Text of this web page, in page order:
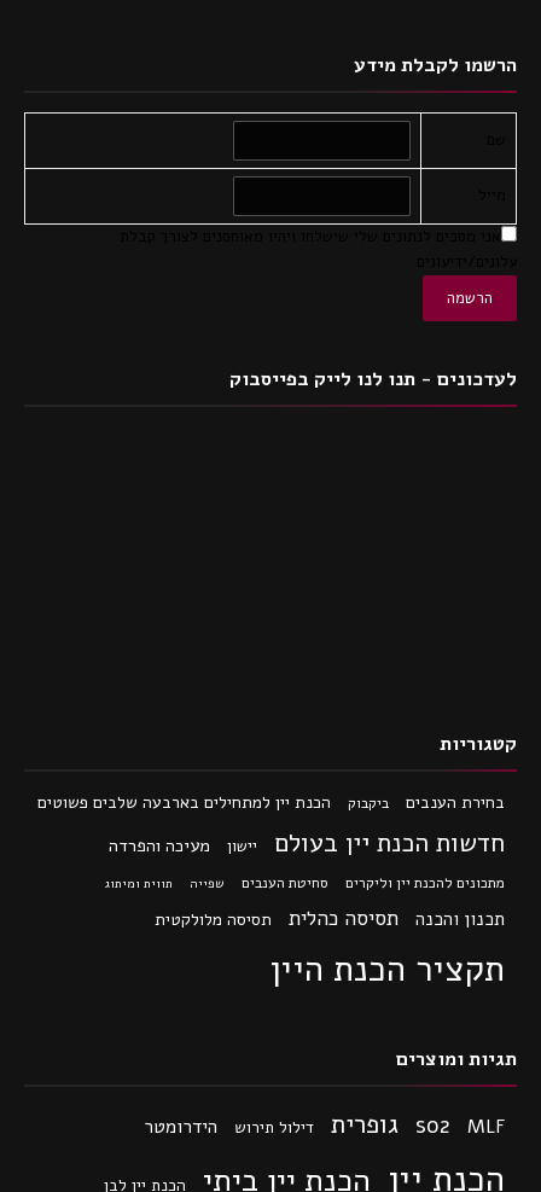
הרשמו לקבלת מידע
לעדכונים - תנו לנו לייק בפייסבוק
קטגוריות
בחירת הענבים ביקבוק הכנת יין למתחילים בארבעה שלבים פשוטים
חדשות הכנת יין בעולם יישון מעיכה והפרדה
מתכונים להכנת יין וליקרים סחיטת הענבים שפייה תווית ומיתוג
תכנון והכנה תסיסה כהלית תסיסה מלולקטית
תקציר הכנת היין
תגיות ומוצרים
MLF
so2 גופרית דילול תירוש הידרומטר
הכנת יין הכנת יין ביתי הכנת יין לבן